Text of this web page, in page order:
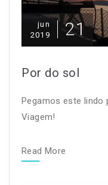
jun
2019
21
Por do sol
Pegamos este
Viagem!
Read More